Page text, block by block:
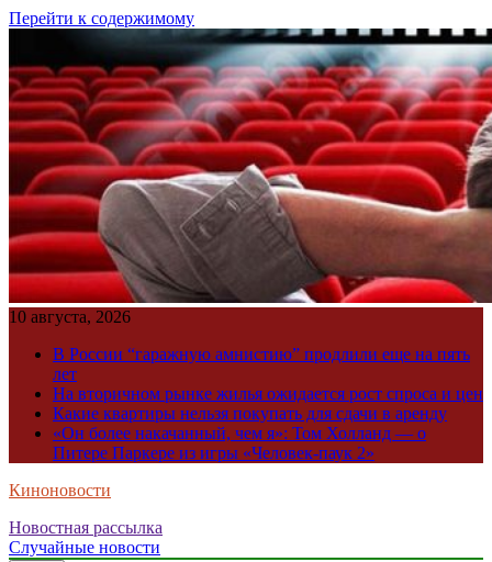
Перейти к содержимому
10 августа, 2026
В России “гаражную амнистию” продлили еще на пять
лет
На вторичном рынке жилья ожидается рост спроса и цен
Какие квартиры нельзя покупать для сдачи в аренду
«Он более накачанный, чем я»: Том Холланд — о
Питере Паркере из игры «Человек-паук 2»
Киноновости
Новостная рассылка
Случайные новости